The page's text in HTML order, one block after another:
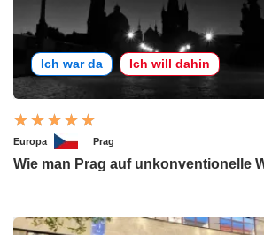
Ich war da Ich will dahin
Europa Prag
Wie man Prag auf unkonventionelle